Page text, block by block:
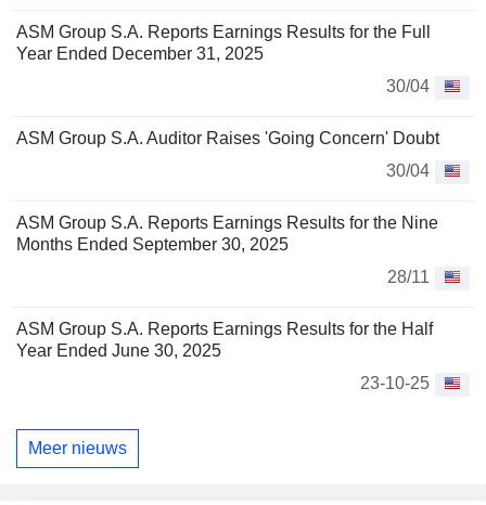
ASM Group S.A. Reports Earnings Results for the Full
Year Ended December 31, 2025
30/04
ASM Group S.A. Auditor Raises 'Going Concern' Doubt
30/04
ASM Group S.A. Reports Earnings Results for the Nine
Months Ended September 30, 2025
28/11
ASM Group S.A. Reports Earnings Results for the Half
Year Ended June 30, 2025
23-10-25
Meer nieuws